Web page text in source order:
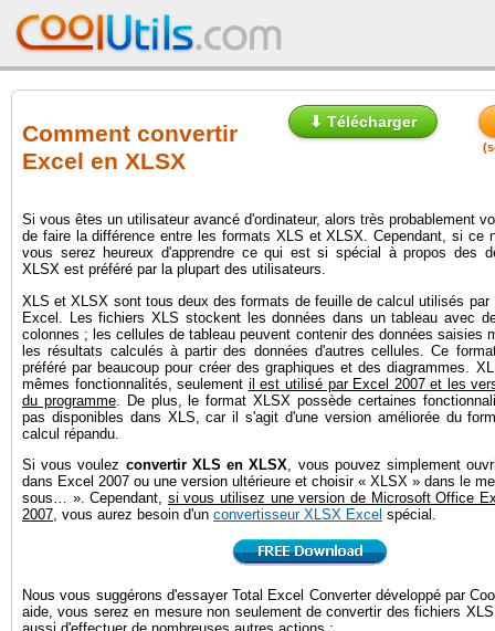
Comment convertir
Excel en XLSX
⬇ Télécharger
Si vous êtes un utilisateur avancé d'ordinateur, alors très probablement
de faire la différence entre les formats XLS et XLSX. Cependant, si ce
vous serez heureux d'apprendre ce qui est si spécial à propos des
XLSX est préféré par la plupart des utilisateurs.
XLS et XLSX sont tous deux des formats de feuille de calcul utilisés par
Excel. Les fichiers XLS stockent les données dans un tableau avec
colonnes ; les cellules de tableau peuvent contenir des données saisies
les résultats calculés à partir des données d'autres cellules. Ce
préféré par beaucoup pour créer des graphiques et des diagrammes.
mêmes fonctionnalités, seulement il est utilisé par Excel 2007 et les
du programme. De plus, le format XLSX possède certaines
pas disponibles dans XLS, car il s'agit d'une version améliorée du
calcul répandu.
Si vous voulez convertir XLS en XLSX , vous pouvez simplement
dans Excel 2007 ou une version ultérieure et choisir « XLSX » dans le
sous… ». Cependant, si vous utilisez une version de Microsoft Office
2007 , vous aurez besoin d'un convertisseur XLSX Excel spécial.
Nous vous suggérons d'essayer Total Excel Converter développé par
aide, vous serez en mesure non seulement de convertir des fichiers